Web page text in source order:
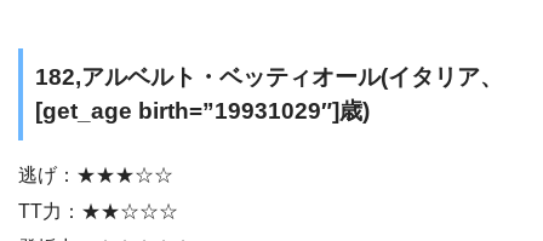
182,アルベルト・ベッティオール(イタリア、
[get_age birth=”19931029″]歳)
逃げ：★★★☆☆
TT力：★★☆☆☆